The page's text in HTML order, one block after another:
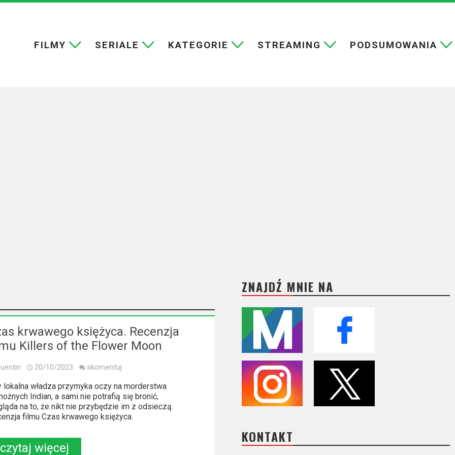
FILMY SERIALE KATEGORIE STREAMING PODSUMOWANIA
krwawego księżyca. Recenzja
Killers of the Flower Moon
20/10/2023 skomentuj
lokalna władza przymyka oczy na morderstwa
Indian, a sami nie potrafią się bronić,
na to, że nikt nie przybędzie im z odsieczą.
filmu Czas krwawego księżyca.
czytaj więcej
ZNAJDŹ MNIE NA
KONTAKT